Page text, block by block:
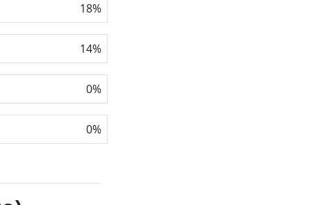
18%
14%
0%
0%